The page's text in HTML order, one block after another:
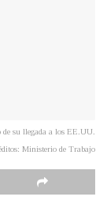
su llegada a los EE.UU.
Ministerio de Trabajo